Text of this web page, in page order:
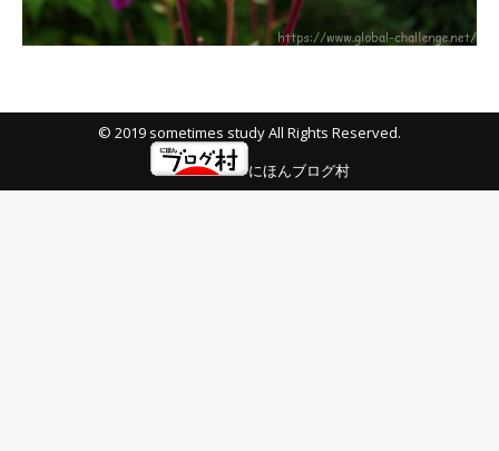
© 2019 sometimes study All Rights Reserved.
にほんブログ村